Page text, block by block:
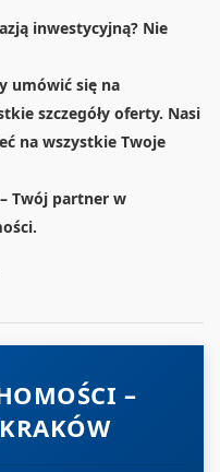
inwestycyjną? Nie
umówić się na
szczegóły oferty. Nasi
na wszystkie Twoje
Twój partner w
–